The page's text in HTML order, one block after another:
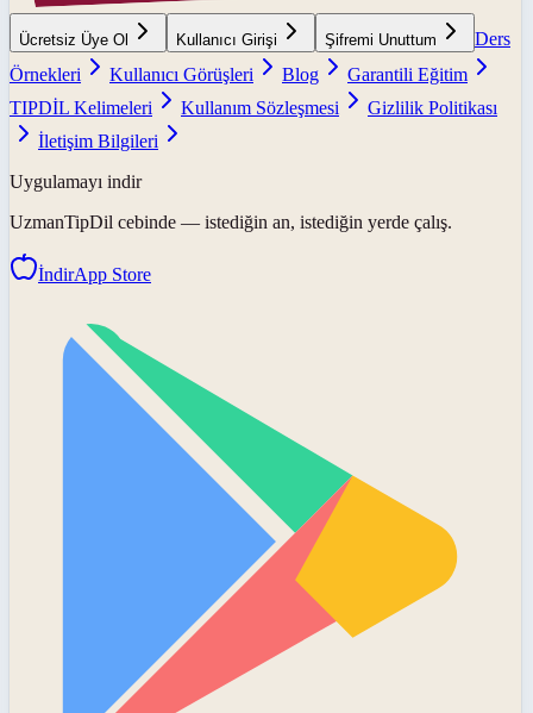
Ücretsiz Üye Ol Kullanıcı Girişi Şifremi Unuttum
Ders
Örnekleri
Kullanıcı Görüşleri Blog
Garantili Eğitim
TIPDİL Kelimeleri
Kullanım Sözleşmesi
Gizlilik Politikası
İletişim Bilgileri
Uygulamayı indir
UzmanTipDil cebinde — istediğin an, istediğin yerde çalış.
İndirApp Store